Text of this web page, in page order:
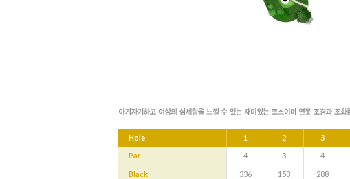
Hole 1 2 3
Par
4 3 4
Black 336 153 288